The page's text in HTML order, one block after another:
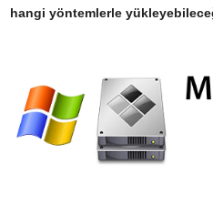
hangi yöntemlerle